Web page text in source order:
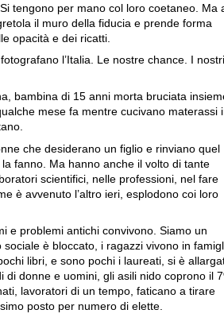
tengono per mano col loro coetaneo. Ma
il muro della fiducia e prende forma
opacità e dei ricatti.
l’Italia. Le nostre chance. I nostri
bambina di 15 anni morta bruciata
mese fa mentre cucivano materassi
che desiderano un figlio e rinviano quel
fanno. Ma hanno anche il volto di tante
scientifici, nelle professioni, nel fare
è avvenuto l’altro ieri, esplodono coi loro
e problemi antichi convivono. Siamo un
sociale è bloccato, i ragazzi vivono in
libri, e sono pochi i laureati, si è
di donne e uomini, gli asili nido coprono il
lavoratori di un tempo, faticano a tirare
posto per numero di elette.